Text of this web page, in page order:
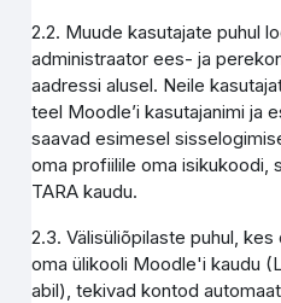
2.2. Muude kasutajate puhul
administraator ees- ja
aadressi alusel. Neile
teel Moodle’i kasutajanimi ja
saavad esimesel
oma profiilile oma isikukoodi,
TARA kaudu.
2.3. Välisüliõpilaste puhul,
oma ülikooli Moodle'i kaudu
abil), tekivad kontod